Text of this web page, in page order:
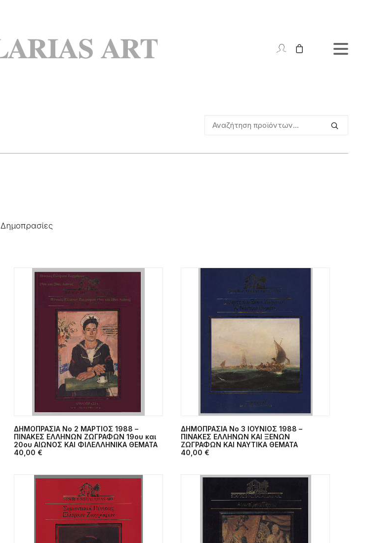
Αναζήτηση
Δημοπρασίες
ΠΡΟΣΘΉΚΗ ΣΤΟ ΚΑΛΆΘΙ
ΔΗΜΟΠΡΑΣΙΑ Νο 2 ΜΑΡΤΙΟΣ 1988 –
ΠΙΝΑΚΕΣ ΕΛΛΗΝΩΝ ΖΩΓΡΑΦΩΝ 19ου και
20ου ΑΙΩΝΟΣ ΚΑΙ ΦΙΛΕΛΛΗΝΙΚΑ ΘΕΜΑΤΑ
40,00 €
ΠΡΟΣΘΉΚΗ ΣΤΟ ΚΑΛΆΘΙ
ΔΗΜΟΠΡΑΣΙΑ Νο 3 ΙΟΥΝΙΟΣ 1988 –
ΠΙΝΑΚΕΣ ΕΛΛΗΝΩΝ ΚΑΙ ΞΕΝΩΝ
ΖΩΓΡΑΦΩΝ ΚΑΙ ΝΑΥΤΙΚΑ ΘΕΜΑΤΑ
40,00 €